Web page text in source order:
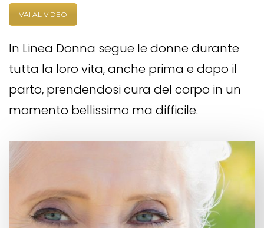
VAI AL VIDEO
In Linea Donna segue le donne durante
tutta la loro vita, anche prima e dopo il
parto, prendendosi cura del corpo in un
momento bellissimo ma difficile.